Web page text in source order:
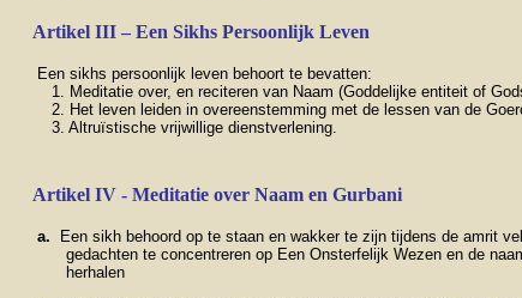
Artikel III – Een Sikhs Persoonlijk Leven
Een sikhs persoonlijk leven behoort te bevatten:
1. Meditatie over, en reciteren van Naam (Goddelijke entiteit of
2. Het leven leiden in overeenstemming met de lessen van de
3. Altruïstische vrijwillige dienstverlening.
Artikel IV - Meditatie over Naam en Gurbani
a.
Een sikh behoord op te staan en wakker te zijn tijdens de amrit
gedachten te concentreren op Een Onsterfelijk Wezen en de
herhalen